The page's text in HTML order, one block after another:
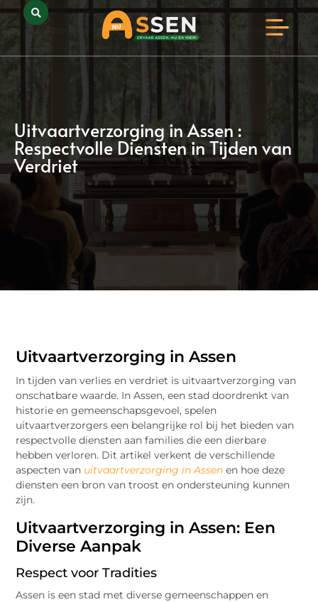
Uitvaartverzorging in Assen :
Respectvolle Diensten in Tijden van
Verdriet
Uitvaartverzorging in Assen
In tijden van verlies en verdriet is uitvaartverzorging van
onschatbare waarde. In Assen, een stad doordrenkt van
historie en gemeenschapsgevoel, spelen
uitvaartverzorgers een belangrijke rol bij het bieden van
respectvolle diensten aan families die een dierbare
hebben verloren. Dit artikel verkent de verschillende
aspecten van uitvaartverzorging in Assen en hoe deze
diensten een bron van troost en ondersteuning kunnen
zijn.
Uitvaartverzorging in Assen: Een
Diverse Aanpak
Respect voor Tradities
Assen is een stad met diverse gemeenschappen en